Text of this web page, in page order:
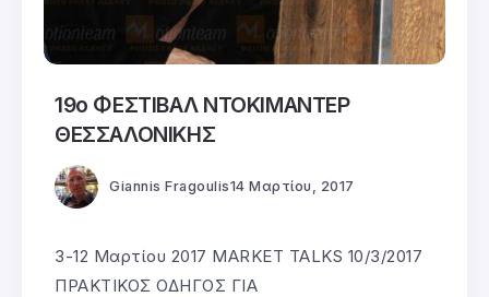
19ο ΦΕΣΤΙΒΑΛ ΝΤΟΚΙΜΑΝΤΕΡ
ΘΕΣΣΑΛΟΝΙΚΗΣ
Giannis Fragoulis14 Μαρτίου, 2017
3-12 Μαρτίου 2017 MARKET TALKS 10/3/2017
ΠΡΑΚΤΙΚΟΣ ΟΔΗΓΟΣ ΓΙΑ